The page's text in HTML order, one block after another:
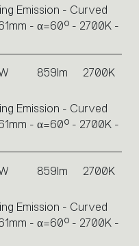
Emission - Curved
- α=60° - 2700K -
859lm 2700K
Emission - Curved
- α=60° - 2700K -
859lm 2700K
Emission - Curved
- α=60° - 2700K -